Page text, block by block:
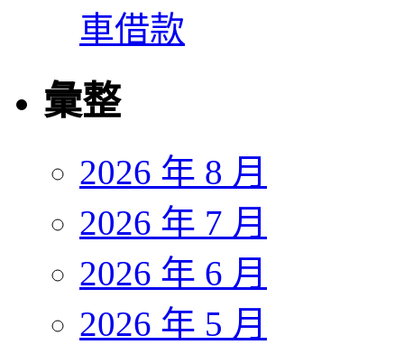
車借款
彙整
2026 年 8 月
2026 年 7 月
2026 年 6 月
2026 年 5 月